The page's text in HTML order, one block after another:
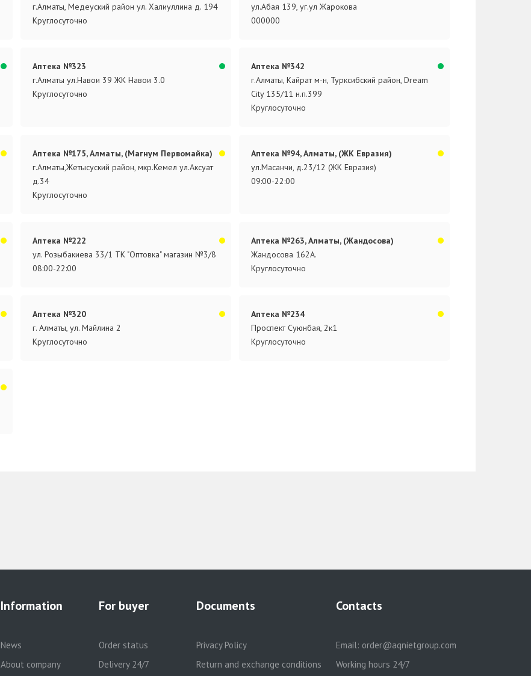
г.Алматы, Медеуский район ул. Халиуллина д. 194
Круглосуточно
ул.Абая 139, уг.ул Жарокова
000000
Аптека №323
г.Алматы ул.Навои 39 ЖК Навои 3.0
Круглосуточно
Аптека №342
г.Алматы, Кайрат м-н, Турксибский район, Dream
City 135/11 н.п.399
Круглосуточно
Аптека №175, Алматы, (Магнум Первомайка)
г.Алматы,Жетысуский район, мкр.Кемел ул.Аксуат
д.34
Круглосуточно
Аптека №94, Алматы, (ЖК Евразия)
ул.Масанчи, д.23/12 (ЖК Евразия)
09:00-22:00
Аптека №222
ул. Розыбакиева 33/1 ТК "Оптовка" магазин №3/8
08:00-22:00
Аптека №263, Алматы, (Жандосова)
Жандосова 162А.
Круглосуточно
Аптека №320
г. Алматы, ул. Майлина 2
Круглосуточно
Аптека №234
Проспект Суюнбая, 2к1
Круглосуточно
Information
News
About company
For buyer
Order status
Delivery 24/7
Documents
Privacy Policy
Return and exchange conditions
Contacts
Email: order@aqnietgroup.com
Working hours 24/7